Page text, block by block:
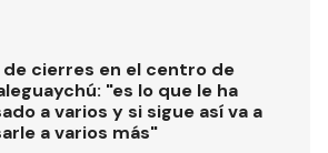
de cierres en el centro de
"es lo que le ha
a varios y si sigue así va a
a varios más"